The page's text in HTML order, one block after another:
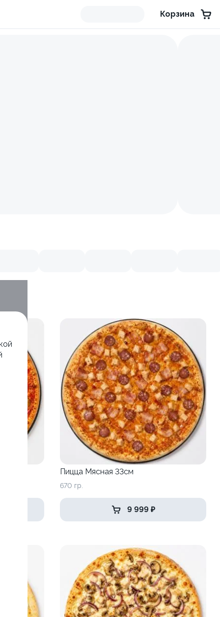
Корзина
Пицца Мясная 33см
670 гр.
9 999 ₽